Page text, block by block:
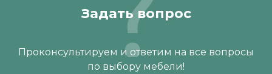
Задать вопрос
Проконсультируем и ответим на все вопросы
по выбору мебели!